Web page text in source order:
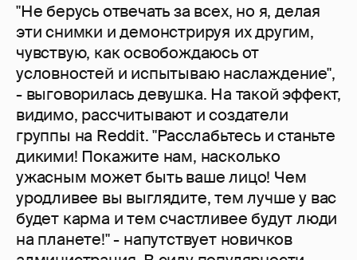
"Не берусь отвечать за всех, но я, делая
эти снимки и демонстрируя их другим,
чувствую, как освобождаюсь от
условностей и испытываю наслаждение",
- выговорилась девушка. На такой эффект,
видимо, рассчитывают и создатели
группы на Reddit. "Расслабьтесь и станьте
дикими! Покажите нам, насколько
ужасным может быть ваше лицо! Чем
уродливее вы выглядите, тем лучше у вас
будет карма и тем счастливее будут люди
на планете!" - напутствует новичков